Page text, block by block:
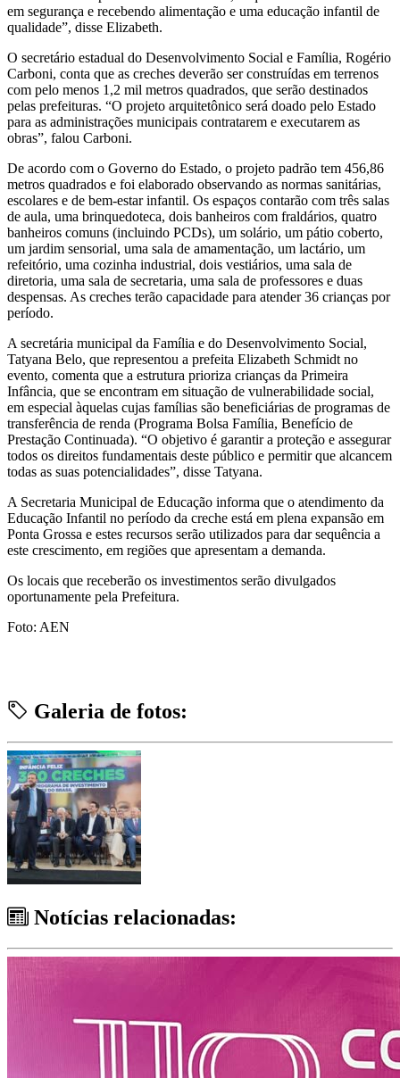
em segurança e recebendo alimentação e uma educação infantil de
qualidade”, disse Elizabeth.
O secretário estadual do Desenvolvimento Social e Família, Rogério
Carboni, conta que as creches deverão ser construídas em terrenos
com pelo menos 1,2 mil metros quadrados, que serão destinados
pelas prefeituras. “O projeto arquitetônico será doado pelo Estado
para as administrações municipais contratarem e executarem as
obras”, falou Carboni.
De acordo com o Governo do Estado, o projeto padrão tem 456,86
metros quadrados e foi elaborado observando as normas sanitárias,
escolares e de bem-estar infantil. Os espaços contarão com três salas
de aula, uma brinquedoteca, dois banheiros com fraldários, quatro
banheiros comuns (incluindo PCDs), um solário, um pátio coberto,
um jardim sensorial, uma sala de amamentação, um lactário, um
refeitório, uma cozinha industrial, dois vestiários, uma sala de
diretoria, uma sala de secretaria, uma sala de professores e duas
despensas. As creches terão capacidade para atender 36 crianças por
período.
A secretária municipal da Família e do Desenvolvimento Social,
Tatyana Belo, que representou a prefeita Elizabeth Schmidt no
evento, comenta que a estrutura prioriza crianças da Primeira
Infância, que se encontram em situação de vulnerabilidade social,
em especial àquelas cujas famílias são beneficiárias de programas de
transferência de renda (Programa Bolsa Família, Benefício de
Prestação Continuada). “O objetivo é garantir a proteção e assegurar
todos os direitos fundamentais deste público e permitir que alcancem
todas as suas potencialidades”, disse Tatyana.
A Secretaria Municipal de Educação informa que o atendimento da
Educação Infantil no período da creche está em plena expansão em
Ponta Grossa e estes recursos serão utilizados para dar sequência a
este crescimento, em regiões que apresentam a demanda.
Os locais que receberão os investimentos serão divulgados
oportunamente pela Prefeitura.
Foto: AEN
Galeria de fotos:
Notícias relacionadas: